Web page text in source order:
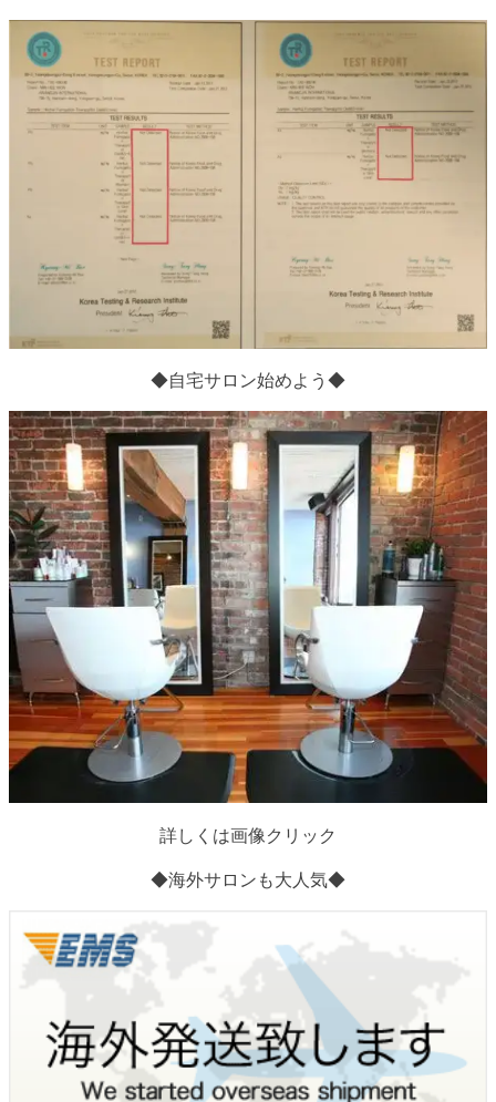
◆自宅サロン始めよう◆
詳しくは画像クリック
◆海外サロンも大人気◆